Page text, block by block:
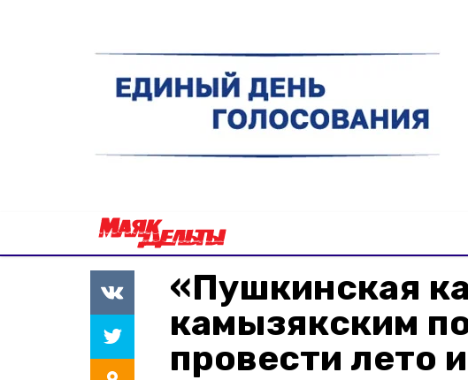
«Пушкинская
камызякским
провести лето